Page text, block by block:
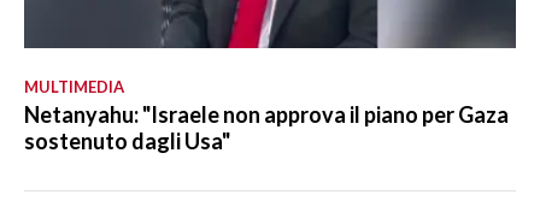
MULTIMEDIA
Netanyahu: "Israele non approva il piano per Gaza
sostenuto dagli Usa"